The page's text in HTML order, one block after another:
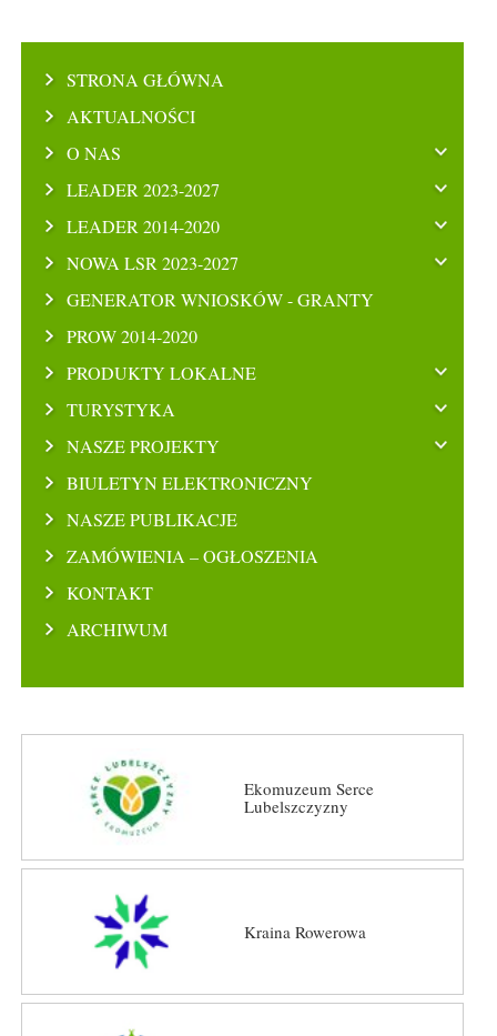
STRONA GŁÓWNA
AKTUALNOŚCI
O NAS
LEADER 2023-2027
LEADER 2014-2020
NOWA LSR 2023-2027
GENERATOR WNIOSKÓW - GRANTY
PROW 2014-2020
PRODUKTY LOKALNE
TURYSTYKA
NASZE PROJEKTY
BIULETYN ELEKTRONICZNY
NASZE PUBLIKACJE
ZAMÓWIENIA – OGŁOSZENIA
KONTAKT
ARCHIWUM
Ekomuzeum Serce
Lubelszczyzny
Kraina Rowerowa